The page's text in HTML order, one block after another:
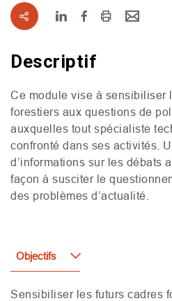
Descriptif
Ce module vise à sensibiliser
forestiers aux questions de
auxquelles tout spécialiste
confronté dans ses activités.
d’informations sur les débats
façon à susciter le
des problèmes d’actualité.
Objectifs
Sensibiliser les futurs cadres